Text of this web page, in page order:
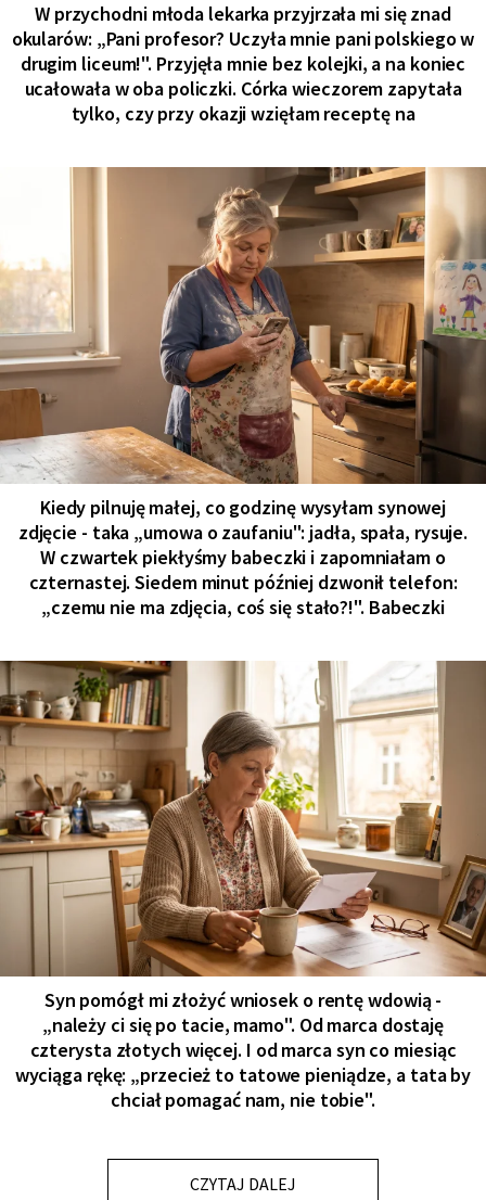
W przychodni młoda lekarka przyjrzała mi się znad
okularów: „Pani profesor? Uczyła mnie pani polskiego w
drugim liceum!". Przyjęła mnie bez kolejki, a na koniec
ucałowała w oba policzki. Córka wieczorem zapytała
tylko, czy przy okazji wzięłam receptę na
Kiedy pilnuję małej, co godzinę wysyłam synowej
zdjęcie - taka „umowa o zaufaniu": jadła, spała, rysuje.
W czwartek piekłyśmy babeczki i zapomniałam o
czternastej. Siedem minut później dzwonił telefon:
„czemu nie ma zdjęcia, coś się stało?!". Babeczki
Syn pomógł mi złożyć wniosek o rentę wdowią -
„należy ci się po tacie, mamo". Od marca dostaję
czterysta złotych więcej. I od marca syn co miesiąc
wyciąga rękę: „przecież to tatowe pieniądze, a tata by
chciał pomagać nam, nie tobie".
CZYTAJ DALEJ